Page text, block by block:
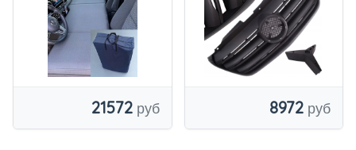
21572 8972